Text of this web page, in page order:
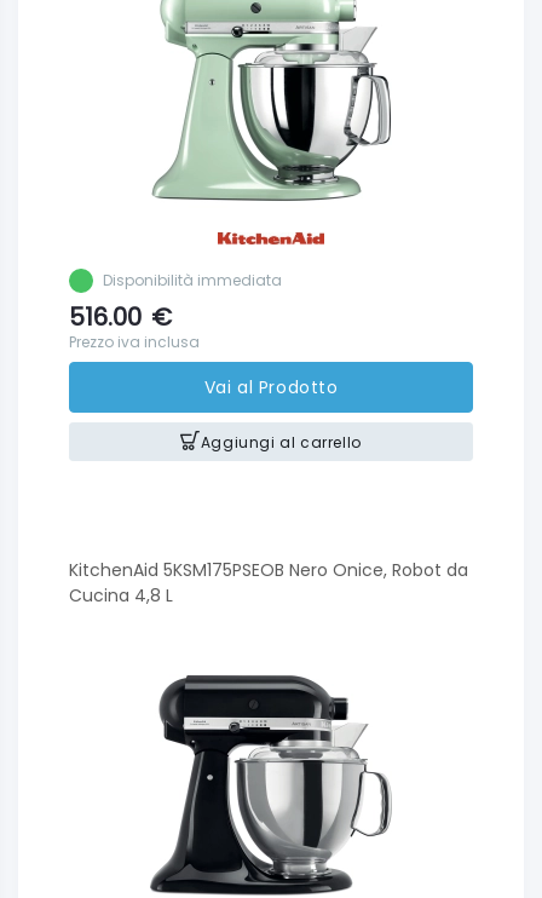
Disponibilità immediata
516.00 €
Prezzo iva inclusa
Vai al Prodotto
Aggiungi al carrello
KitchenAid 5KSM175PSEOB Nero Onice, Robot da
Cucina 4,8 L